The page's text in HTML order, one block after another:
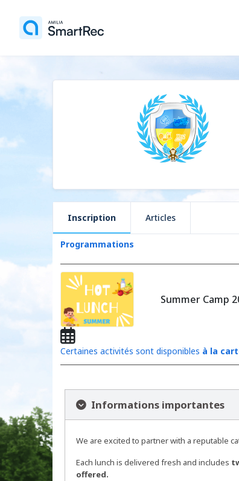
Inscription Articles
Programmations
Summer Camp
Certaines activités sont disponibles à la
Informations importantes
We are excited to partner with a reputable
Each lunch is delivered fresh and includes
offered.